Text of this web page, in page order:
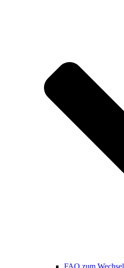
FAQ zum Wechsel